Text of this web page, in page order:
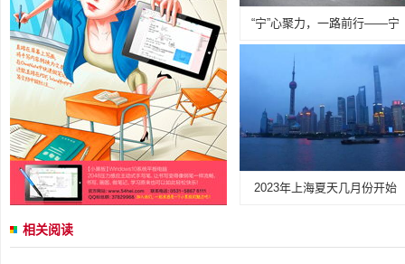
“宁”心聚力，一路前行——宁
2023年上海夏天几月份开始
相关阅读